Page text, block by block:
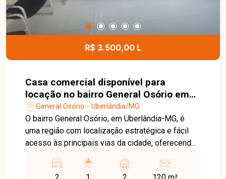
informações e agende uma visita para conhecer
este excelente apartamento mobiliado.
R$ 3.500,00 L
Casa comercial disponível para
locação no bairro General Osório em
Uberlândia-MG
General Osório - Uberlândia/MG
O bairro General Osório, em Uberlândia-MG, é
uma região com localização estratégica e fácil
acesso às principais vias da cidade, oferecendo
proximidade com comércios, serviços e outros